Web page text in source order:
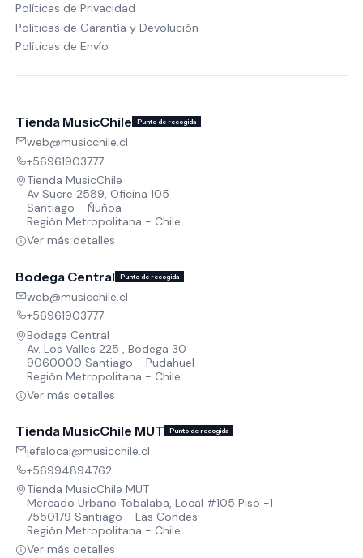
Políticas de Privacidad
Políticas de Garantía y Devolución
Políticas de Envío
Tienda MusicChile Punto de recogida
web@musicchile.cl
+56961903777
Tienda MusicChile
Av Sucre 2589, Oficina 105
Santiago - Ñuñoa
Región Metropolitana - Chile
Ver más detalles
Bodega Central Punto de recogida
web@musicchile.cl
+56961903777
Bodega Central
Av. Los Valles 225 , Bodega 30
9060000 Santiago - Pudahuel
Región Metropolitana - Chile
Ver más detalles
Tienda MusicChile MUT Punto de recogida
jefelocal@musicchile.cl
+56994894762
Tienda MusicChile MUT
Mercado Urbano Tobalaba, Local #105 Piso -1
7550179 Santiago - Las Condes
Región Metropolitana - Chile
Ver más detalles